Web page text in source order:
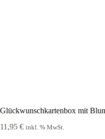
Glückwunschkartenbox mit
11,95 € inkl. % MwSt.